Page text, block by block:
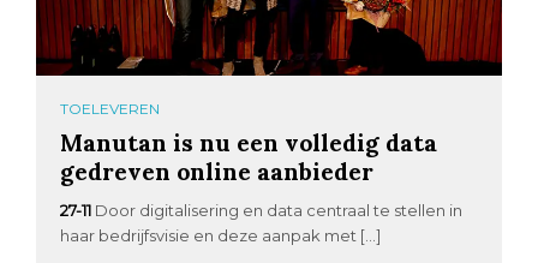
TOELEVEREN
Manutan is nu een volledig data
gedreven online aanbieder
27-11 Door digitalisering en data centraal te stellen in
haar bedrijfsvisie en deze aanpak met […]